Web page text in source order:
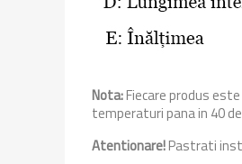
Nota:Fiecare produs
temperaturi pana in 40
Atentionare!Pastrati